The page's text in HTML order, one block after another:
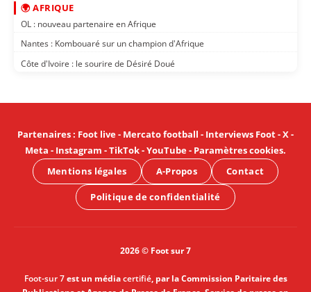
🌍 AFRIQUE
OL : nouveau partenaire en Afrique
Nantes : Kombouaré sur un champion d'Afrique
Côte d'Ivoire : le sourire de Désiré Doué
Partenaires: Foot live- Mercato football - Interviews Foot-X-
Meta - Instagram -TikTok-YouTube- Paramètres cookies.
Mentions légales
A-Propos Contact
Politique de confidentialité
2026 © Foot sur 7
Foot-sur 7est un médiacertifié, par la Commission Paritaire des